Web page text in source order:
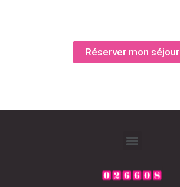
Réserver mon séjour